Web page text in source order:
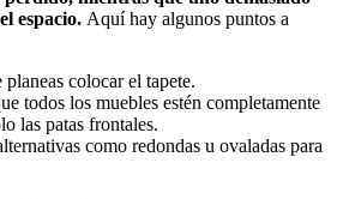
espacio. Aquí hay algunos puntos a
colocar el tapete.
todos los muebles estén completamente
las patas frontales.
como redondas u ovaladas para